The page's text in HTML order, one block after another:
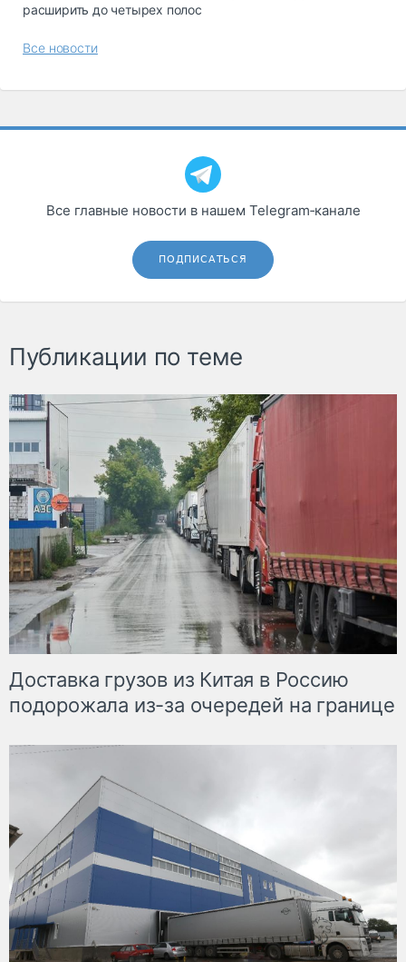
расширить до четырех полос
Все новости
Все главные новости в нашем Telegram‑канале
ПОДПИСАТЬСЯ
Публикации по теме
Доставка грузов из Китая в Россию
подорожала из-за очередей на границе